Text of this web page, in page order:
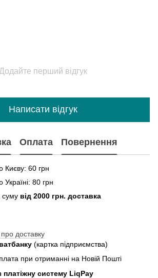
Додайте перший відгук
Написати відгук
Оплата Повернення
Києву: 60 грн
Україні: 80 грн
суму від 2000 грн. доставка
доставку
(картка підприємства)
при отриманнi на Новій Пошті
платіжну систему LiqPay